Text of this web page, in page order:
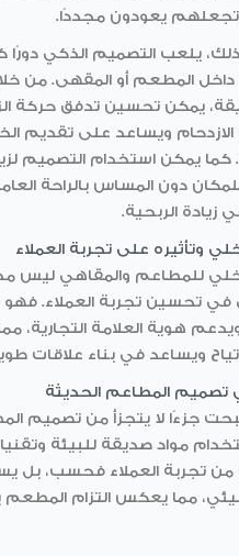
وتجعلهم يعودون مجددًا.
ذلك، يلعب التصميم الذكي
داخل المطعم أو المقهى. من
يمكن تحسين تدفق حركة
ويساعد على تقديم
كما يمكن استخدام التصميم
دون المساس بالراحة
زيادة الربحية.
وتأثيره على تجربة العملاء
للمطاعم والمقاهي ليس
في تحسين تجربة العملاء.
هوية العلامة التجارية،
ويساعد في بناء علاقات
تصميم المطاعم الحديثة
جزءًا لا يتجزأ من تصميم
مواد صديقة للبيئة
من تجربة العملاء فحسب، بل
مما يعكس التزام المطعم